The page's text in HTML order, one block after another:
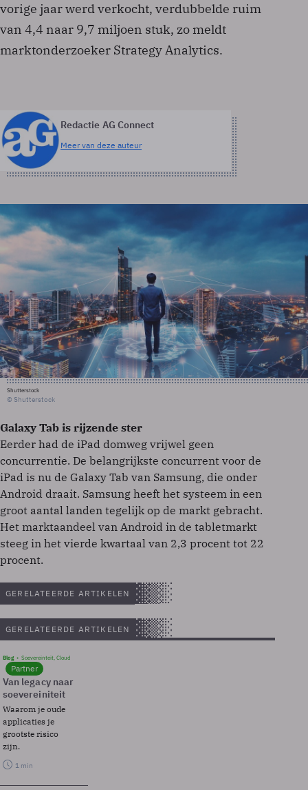
vorige jaar werd verkocht, verdubbelde ruim
van 4,4 naar 9,7 miljoen stuk, zo meldt
marktonderzoeker Strategy Analytics.
Redactie AG Connect
Meer van deze auteur
Shutterstock
© Shutterstock
Galaxy Tab is rijzende ster
Eerder had de iPad domweg vrijwel geen
concurrentie. De belangrijkste concurrent voor de
iPad is nu de Galaxy Tab van Samsung, die onder
Android draait. Samsung heeft het systeem in een
groot aantal landen tegelijk op de markt gebracht.
Het marktaandeel van Android in de tabletmarkt
steeg in het vierde kwartaal van 2,3 procent tot 22
procent.
GERELATEERDE ARTIKELEN
GERELATEERDE ARTIKELEN
Blog Soevereinteit, Cloud
Partner
Van legacy naar
soevereiniteit
Waarom je oude
applicaties je
grootste risico
zijn.
1 min